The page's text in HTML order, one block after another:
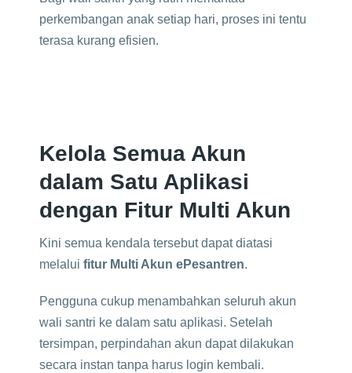
perkembangan anak setiap hari, proses ini tentu
terasa kurang efisien.
Kelola Semua Akun
dalam Satu Aplikasi
dengan Fitur Multi Akun
Kini semua kendala tersebut dapat diatasi
melalui fitur Multi Akun ePesantren.
Pengguna cukup menambahkan seluruh akun
wali santri ke dalam satu aplikasi. Setelah
tersimpan, perpindahan akun dapat dilakukan
secara instan tanpa harus login kembali.